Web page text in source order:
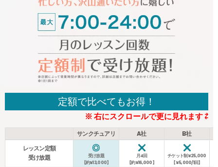
定額で比べてもお得！
※ 右にスクロールで更に見れます ⇄
サンクチュアリ A社 B社
レッスン定額
受け放題
受け放題
【約¥13,000】
月4回
【約¥16,000】
チケット制¥25,000
【¥5,000/1回】